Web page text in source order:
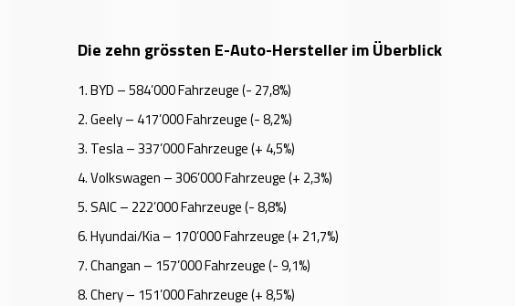
Die zehn grössten E-Auto-Hersteller im Überblick
1.BYD – 584’000 Fahrzeuge (- 27,8%)
2.Geely – 417’000 Fahrzeuge (- 8,2%)
3. Tesla – 337’000 Fahrzeuge (+ 4,5%)
4.Volkswagen – 306’000 Fahrzeuge (+ 2,3%)
5.SAIC – 222’000 Fahrzeuge (- 8,8%)
6.Hyundai/Kia – 170’000 Fahrzeuge (+ 21,7%)
7.Changan – 157’000 Fahrzeuge (- 9,1%)
8.Chery – 151’000 Fahrzeuge (+ 8,5%)